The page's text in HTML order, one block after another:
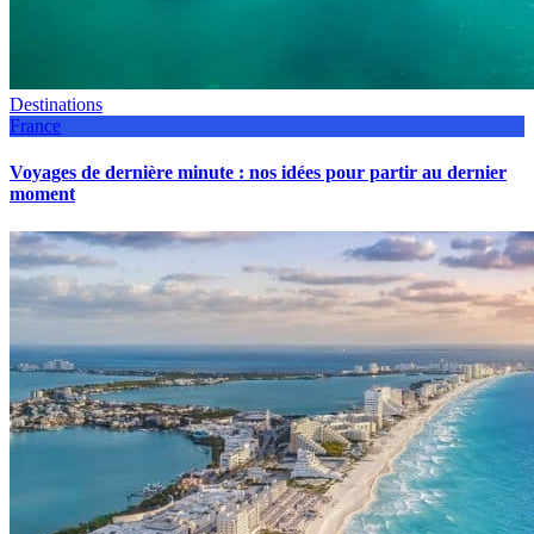
Destinations
France
Voyages de dernière minute : nos idées pour partir au dernier
moment